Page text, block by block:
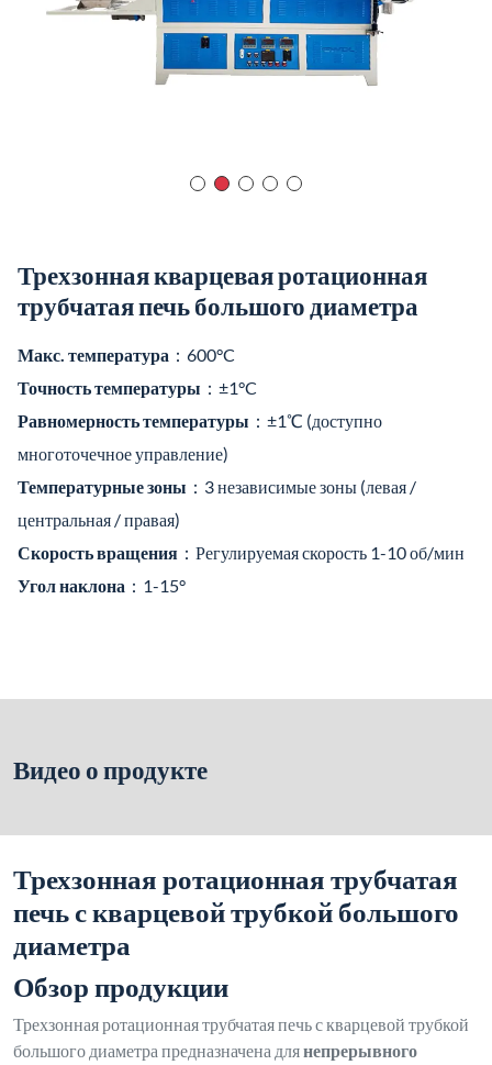
Трехзонная кварцевая ротационная
трубчатая печь большого диаметра
Макс. температура ：600°C
Точность температуры ：±1°C
Равномерность температуры ：±1℃ (доступно
многоточечное управление)
Температурные зоны ：3 независимые зоны (левая /
центральная / правая)
Скорость вращения ：Регулируемая скорость 1-10 об/мин
Угол наклона ：1-15°
Видео о продукте
Трехзонная ротационная трубчатая
печь с кварцевой трубкой большого
диаметра
Обзор продукции
Трехзонная ротационная трубчатая печь с кварцевой трубкой
большого диаметра предназначена длянепрерывного